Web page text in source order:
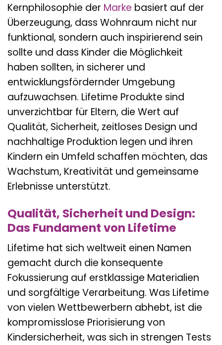
Kernphilosophie der Marke basiert auf der
Überzeugung, dass Wohnraum nicht nur
funktional, sondern auch inspirierend sein
sollte und dass Kinder die Möglichkeit
haben sollten, in sicherer und
entwicklungsfördernder Umgebung
aufzuwachsen. Lifetime Produkte sind
unverzichtbar für Eltern, die Wert auf
Qualität, Sicherheit, zeitloses Design und
nachhaltige Produktion legen und ihren
Kindern ein Umfeld schaffen möchten, das
Wachstum, Kreativität und gemeinsame
Erlebnisse unterstützt.
Qualität, Sicherheit und Design:
Das Fundament von Lifetime
Lifetime hat sich weltweit einen Namen
gemacht durch die konsequente
Fokussierung auf erstklassige Materialien
und sorgfältige Verarbeitung. Was Lifetime
von vielen Wettbewerbern abhebt, ist die
kompromisslose Priorisierung von
Kindersicherheit, was sich in strengen Tests